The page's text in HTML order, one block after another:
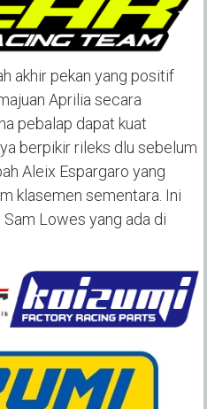
akhir pekan yang positif
Aprilia secara
pebalap dapat kuat
berpikir rileks dlu sebelum
Aleix Espargaro yang
klasemen sementara. Ini
Lowes yang ada di